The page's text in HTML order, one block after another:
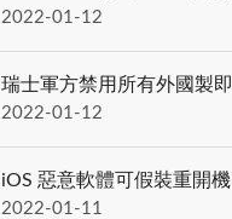
2022-01-12
瑞士軍方禁用所有外國製
2022-01-12
iOS 惡意軟體可假裝重開
2022-01-11